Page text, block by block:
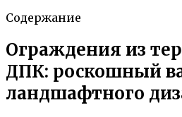
Содержание
Ограждения из
ДПК: роскошный
ландшафтного